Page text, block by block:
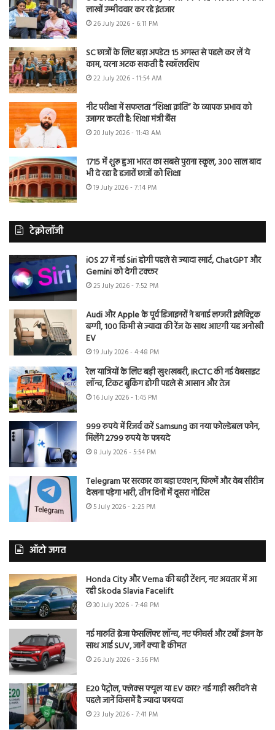
लाखों उम्मीदवार कर रहे इंतजार
26 July 2026 - 6:11 PM
SC छात्रों के लिए बड़ा अपडेट! 15 अगस्त से पहले कर लें ये
काम, वरना अटक सकती है स्कॉलरशिप
22 July 2026 - 11:54 AM
नीट परीक्षा में सफलता “शिक्षा क्रांति” के व्यापक प्रभाव को
उजागर करती है: शिक्षा मंत्री बैंस
20 July 2026 - 11:43 AM
1715 में शुरू हुआ भारत का सबसे पुराना स्कूल, 300 साल बाद
भी दे रहा है हजारों छात्रों को शिक्षा
19 July 2026 - 7:14 PM
टेक्नोलॉजी
iOS 27 में नई Siri होगी पहले से ज्यादा स्मार्ट, ChatGPT और
Gemini को देगी टक्कर
25 July 2026 - 7:52 PM
Audi और Apple के पूर्व डिजाइनरों ने बनाई लग्जरी इलेक्ट्रिक
बग्गी, 100 किमी से ज्यादा की रेंज के साथ आएगी यह अनोखी
EV
19 July 2026 - 4:48 PM
रेल यात्रियों के लिए बड़ी खुशखबरी, IRCTC की नई वेबसाइट
लॉन्च, टिकट बुकिंग होगी पहले से आसान और तेज
16 July 2026 - 1:45 PM
999 रुपये में रिजर्व करें Samsung का नया फोल्डेबल फोन,
मिलेंगे 2799 रुपये के फायदे
8 July 2026 - 5:54 PM
Telegram पर सरकार का बड़ा एक्शन, फिल्में और वेब सीरीज
देखना पड़ेगा भारी, तीन दिनों में दूसरा नोटिस
5 July 2026 - 2:25 PM
ऑटो जगत
Honda City और Verna की बढ़ी टेंशन, नए अवतार में आ
रही Skoda Slavia Facelift
30 July 2026 - 7:48 PM
नई मारुति ब्रेजा फेसलिफ्ट लॉन्च, नए फीचर्स और टर्बो इंजन के
साथ आई SUV, जानें क्या है कीमत
26 July 2026 - 3:56 PM
E20 पेट्रोल, फ्लेक्स फ्यूल या EV कार? नई गाड़ी खरीदने से
पहले जानें किसमें है ज्यादा फायदा
23 July 2026 - 7:41 PM